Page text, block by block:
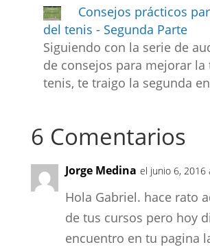
Consejos prácticos
del tenis - Segunda Parte
Siguiendo con la serie de
de consejos para mejorar la
tenis, te traigo la segunda
6 Comentarios
Jorge Medina el junio 6, 2016
Hola Gabriel. hace rato
de tus cursos pero hoy
encuentro en tu pagina